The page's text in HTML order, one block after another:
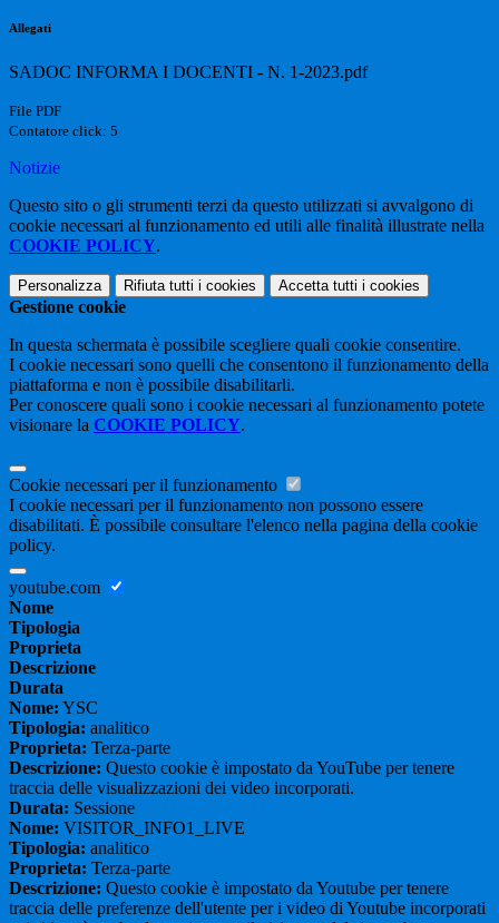
Allegati
SADOC INFORMA I DOCENTI - N. 1-2023.pdf
File PDF
Contatore click: 5
Notizie
Questo sito o gli strumenti terzi da questo utilizzati si avvalgono di
cookie necessari al funzionamento ed utili alle finalità illustrate nella
COOKIE POLICY.
Personalizza Rifiuta tutti i cookies Accetta tutti i cookies
Gestione cookie
In questa schermata è possibile scegliere quali cookie consentire.
I cookie necessari sono quelli che consentono il funzionamento della
piattaforma e non è possibile disabilitarli.
Per conoscere quali sono i cookie necessari al funzionamento potete
visionare la COOKIE POLICY.
Cookie necessari per il funzionamento
I cookie necessari per il funzionamento non possono essere
disabilitati. È possibile consultare l'elenco nella pagina della cookie
policy.
youtube.com
Nome
Tipologia
Proprieta
Descrizione
Durata
Nome: YSC
Tipologia: analitico
Proprieta: Terza-parte
Descrizione: Questo cookie è impostato da YouTube per tenere
traccia delle visualizzazioni dei video incorporati.
Durata: Sessione
Nome: VISITOR_INFO1_LIVE
Tipologia: analitico
Proprieta: Terza-parte
Descrizione: Questo cookie è impostato da Youtube per tenere
traccia delle preferenze dell'utente per i video di Youtube incorporati